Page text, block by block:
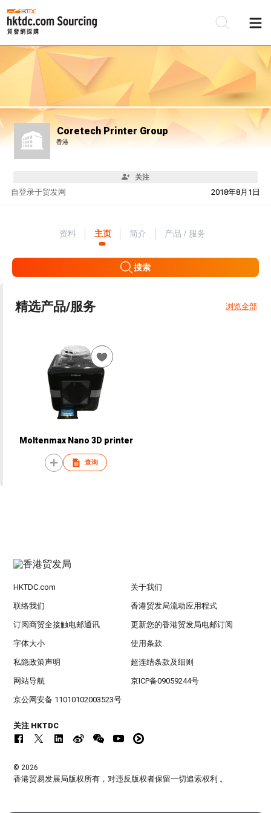
Coretech Printer Group
香港
关注
自 2018年8月1日
登录于贸发网
资料 主页 简介 产品 / 服务
搜索
精选产品/服务 浏览全部
Moltenmax Nano 3D printer
查询
HKTDC.com 关于我们
联络我们 香港贸发局流动应用程式
订阅商贸全接触电邮通讯 更新您的香港贸发局电邮订阅
字体大小 使用条款
私隐政策声明 超连结条款及细则
网站导航 京ICP备09059244号
京公网安备 11010102003523号
关注 HKTDC
© 2026
香港贸易发展局版权所有，对违反版权者保留一切追索权利 。